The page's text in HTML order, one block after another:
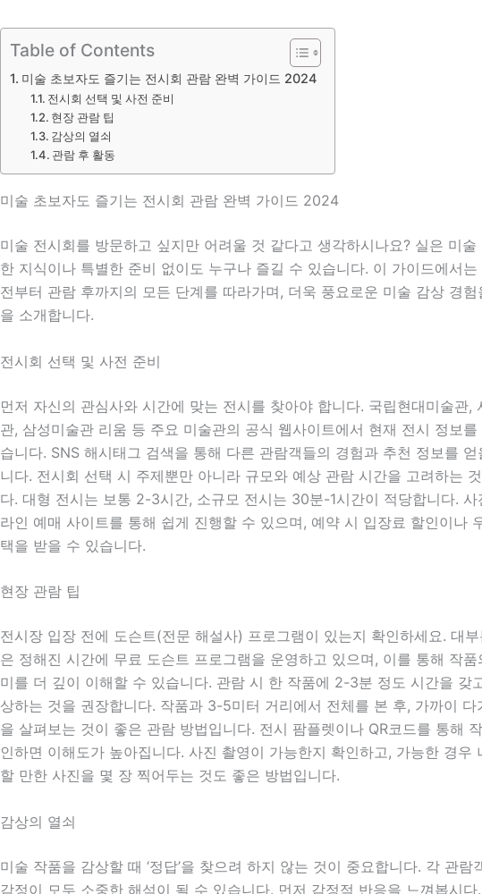
Table of Contents
미술 초보자도 즐기는 전시회 관람 완벽 가이드 2024
전시회 선택 및 사전 준비
현장 관람 팁
감상의 열쇠
관람 후 활동
미술 초보자도 즐기는 전시회 관람 완벽 가이드 2024
미술 전시회를 방문하고 싶지만 어려울 것 같다고 생각하시나요? 실은 미술
한 지식이나 특별한 준비 없이도 누구나 즐길 수 있습니다. 이 가이드에서
전부터 관람 후까지의 모든 단계를 따라가며, 더욱 풍요로운 미술 감상 경
을 소개합니다.
전시회 선택 및 사전 준비
먼저 자신의 관심사와 시간에 맞는 전시를 찾아야 합니다. 국립현대미술관,
관, 삼성미술관 리움 등 주요 미술관의 공식 웹사이트에서 현재 전시 정보
습니다. SNS 해시태그 검색을 통해 다른 관람객들의 경험과 추천 정보를
니다. 전시회 선택 시 주제뿐만 아니라 규모와 예상 관람 시간을 고려하는
다. 대형 전시는 보통 2-3시간, 소규모 전시는 30분-1시간이 적당합니다. 사
라인 예매 사이트를 통해 쉽게 진행할 수 있으며, 예약 시 입장료 할인이나
택을 받을 수 있습니다.
현장 관람 팁
전시장 입장 전에 도슨트(전문 해설사) 프로그램이 있는지 확인하세요. 대
은 정해진 시간에 무료 도슨트 프로그램을 운영하고 있으며, 이를 통해 작
미를 더 깊이 이해할 수 있습니다. 관람 시 한 작품에 2-3분 정도 시간을 갖
상하는 것을 권장합니다. 작품과 3-5미터 거리에서 전체를 본 후, 가까이 다
을 살펴보는 것이 좋은 관람 방법입니다. 전시 팜플렛이나 QR코드를 통해
인하면 이해도가 높아집니다. 사진 촬영이 가능한지 확인하고, 가능한 경우
할 만한 사진을 몇 장 찍어두는 것도 좋은 방법입니다.
감상의 열쇠
미술 작품을 감상할 때 ‘정답’을 찾으려 하지 않는 것이 중요합니다. 각 관람
감정이 모두 소중한 해석이 될 수 있습니다. 먼저 감정적 반응을 느껴봅시다.